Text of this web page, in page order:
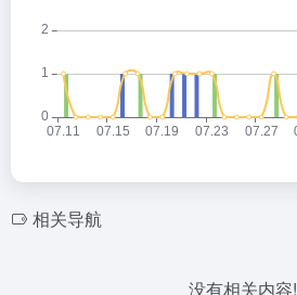
相关导航
没有相关内容!